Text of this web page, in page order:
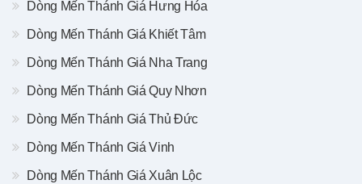
Dòng Mến Thánh Giá Hưng Hóa
Dòng Mến Thánh Giá Khiết Tâm
Dòng Mến Thánh Giá Nha Trang
Dòng Mến Thánh Giá Quy Nhơn
Dòng Mến Thánh Giá Thủ Đức
Dòng Mến Thánh Giá Vinh
Dòng Mến Thánh Giá Xuân Lộc